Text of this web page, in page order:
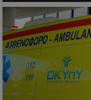
Τα απολύτως
βασικές
σύνδεση χρήστη
Ο ιστότοπος δεν
χωρίς τα
Ονοματεπώνυμο
usprivacy